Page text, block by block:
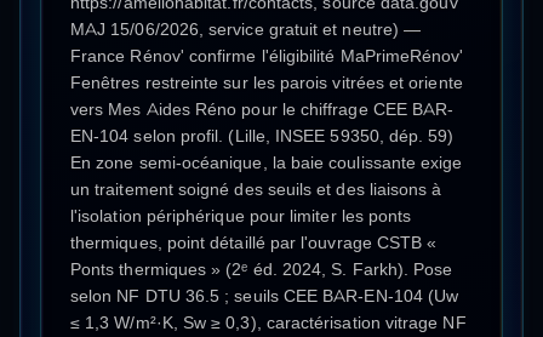
MAJ 15/06/2026, service gratuit et neutre) —
France Rénov' confirme l'éligibilité MaPrimeRénov'
Fenêtres restreinte sur les parois vitrées et oriente
vers Mes Aides Réno pour le chiffrage CEE BAR-
EN-104 selon profil. (Lille, INSEE 59350, dép. 59)
En zone semi-océanique, la baie coulissante exige
un traitement soigné des seuils et des liaisons à
l'isolation périphérique pour limiter les ponts
thermiques, point détaillé par l'ouvrage CSTB «
Ponts thermiques » (2ᵉ éd. 2024, S. Farkh). Pose
selon NF DTU 36.5 ; seuils CEE BAR-EN-104 (Uw
≤ 1,3 W/m²·K, Sw ≥ 0,3), caractérisation vitrage NF